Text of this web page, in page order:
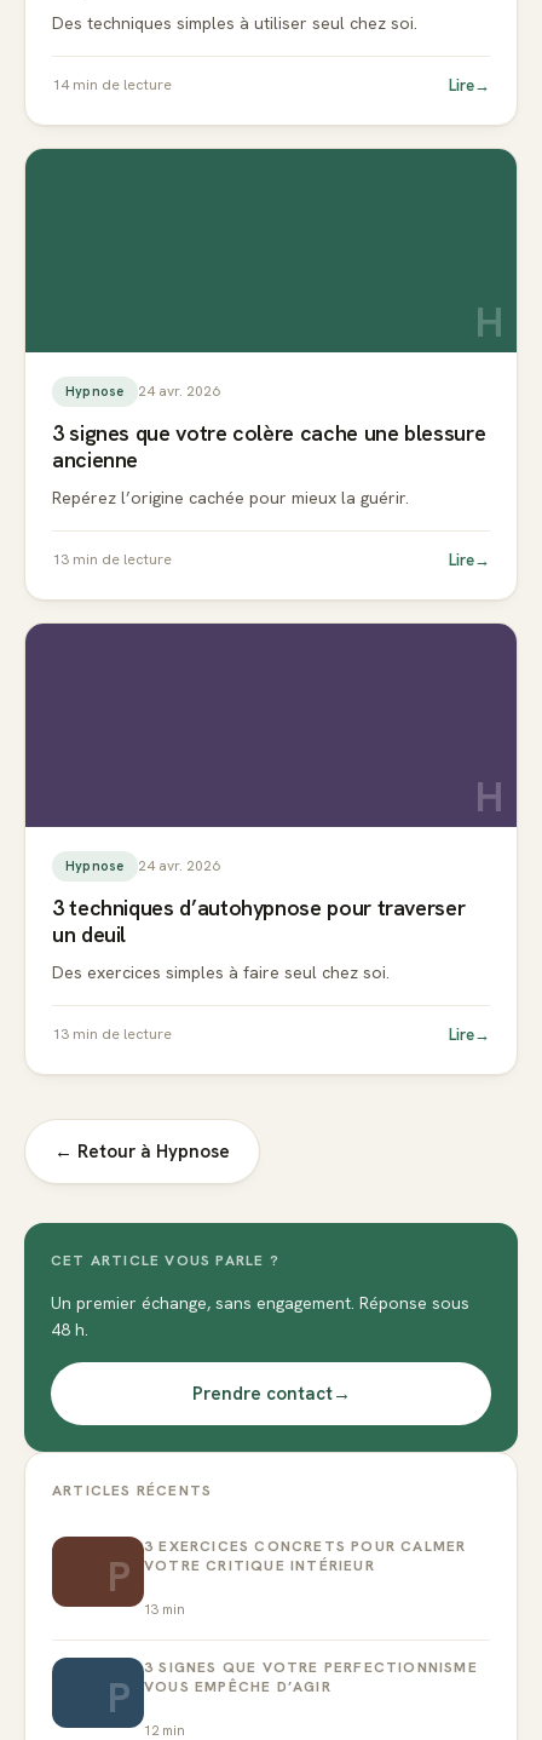
Des techniques simples à utiliser seul chez soi.
14min de lecture Lire→
H
Hypnose 24 avr. 2026
3 signes que votre colère cache une blessure
ancienne
Repérez l’origine cachée pour mieux la guérir.
13 min de lecture Lire→
H
Hypnose 24 avr. 2026
3 techniques d’autohypnose pour traverser
un deuil
Des exercices simples à faire seul chez soi.
13 min de lecture Lire→
← Retour à Hypnose
CET ARTICLE VOUS PARLE ?
Un premier échange, sans engagement. Réponse sous
48 h.
Prendre contact→
ARTICLES RÉCENTS
P
3 EXERCICES CONCRETS POUR CALMER
VOTRE CRITIQUE INTÉRIEUR
13 min
P
3 SIGNES QUE VOTRE PERFECTIONNISME
VOUS EMPÊCHE D’AGIR
12 min